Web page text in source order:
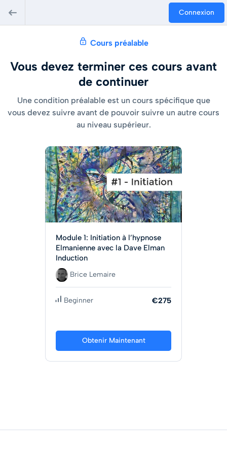
Connexion
Cours préalable
Vous devez terminer ces cours avant
de continuer
Une condition préalable est un cours spécifique que
vous devez suivre avant de pouvoir suivre un autre cours
au niveau supérieur.
Module 1: Initiation à l’hypnose
Elmanienne avec la Dave Elman
Induction
Brice Lemaire
Beginner €275
Obtenir Maintenant